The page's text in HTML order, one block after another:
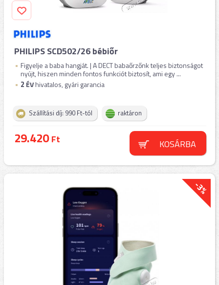
PHILIPS SCD502/26 bébiőr
Figyelje a baba hangját. | A DECT babaőrzőnk teljes biztonságot
nyújt, hiszen minden fontos funkciót biztosít, ami egy ...
2 ÉVhivatalos, gyári garancia
Szállítási díj: 990 Ft-tól raktáron
29.420Ft KOSÁRBA
-3%